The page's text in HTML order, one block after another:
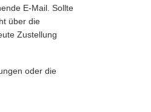
E-Mail. Sollte
über die
Zustellung
oder die